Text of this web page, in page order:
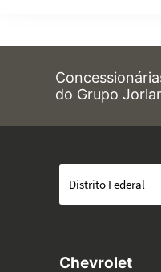
do Grupo
Chevrolet